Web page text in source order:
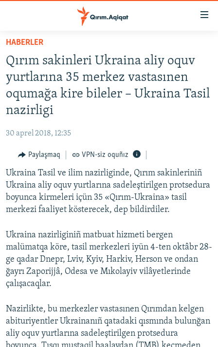
Esas
qaytmaq
Baş
navigatsiyağa
qaytmaq
Qıdıruvğa
SİYASET
İQTİSADİYAT
CEMİYET
İNSAN AQLARI
VİDEO
SÜRET
BLOGLAR
FİKİR
Русский
Українською
QOŞULIÑIZ!
RFE/RS bütün saytları
HABERLER
Qırım sakinleri Ukraina aliy oquv
yurtlarına 35 merkez vastasınen
oqumağa kire bileler – Ukraina Tasil
nazirligi
30 aprel 2018, 12:35
Paylaşmaq VPN-siz oquñız
Ukraina Tasil ve ilim nazirliginde, Qırım sakinleriniñ
Ukraina aliy oquv yurtlarına sadeleştirilgen protsedura
boyunca kirmeleri içün 35 «Qırım-Ukraina» tasil
merkezi faaliyet kösterecek, dep bildirdiler.
Ukraina nazirliginiñ matbuat hizmeti bergen
malümatqa köre, tasil merkezleri iyün 4-ten oktâbr 28-
ge qadar Dnepr, Lviv, Kyiv, Harkiv, Herson ve ondan
ğayrı Zaporijjâ, Odesa ve Mıkolayiv vilâyetlerinde
çalışacaqlar.
Nazirlikte, bu merkezler vastasınen Qırımdan kelgen
abituriyentler Ukrainanıñ qatadaki qısmında bulunğan
aliy oquv yurtlarına sadeleştirilgen protsedura